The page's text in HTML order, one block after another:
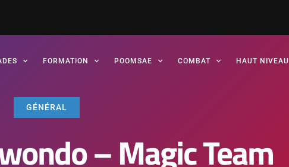
FORMATION POOMSAE COMBAT HAUT NIVEAU
GÉNÉRAL
– Magic Team